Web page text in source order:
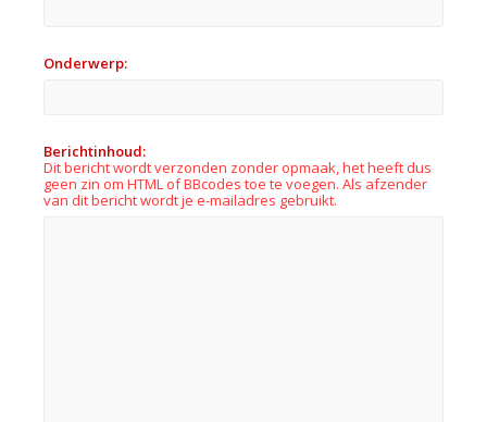
Onderwerp:
Berichtinhoud:
Dit bericht wordt verzonden zonder opmaak, het heeft dus
geen zin om HTML of BBcodes toe te voegen. Als afzender
van dit bericht wordt je e-mailadres gebruikt.